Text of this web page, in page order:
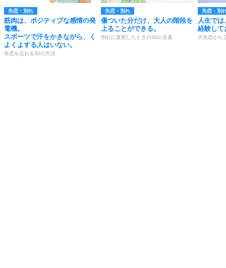
失恋・別れ
筋肉は、ポジティブな感情の発
電機。
スポーツで汗をかきながら、く
よくよする人はいない。
失恋を忘れる30の方法
失恋・別れ
傷ついた分だけ、大人の階段を
上ることができる。
別れに直面したときの30の言葉
失恋・別
人生で
経験して
大失恋から